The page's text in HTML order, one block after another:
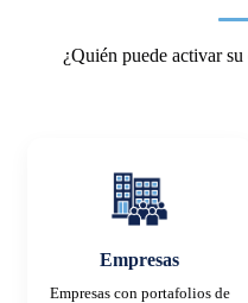
¿Quién puede activar
Empresas
Empresas con portafolios de